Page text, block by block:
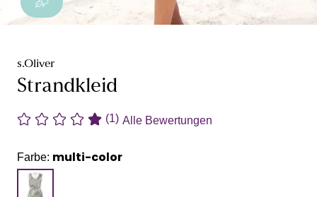
s.Oliver
Strandkleid
(1) Alle Bewertungen
Farbe: multi-color